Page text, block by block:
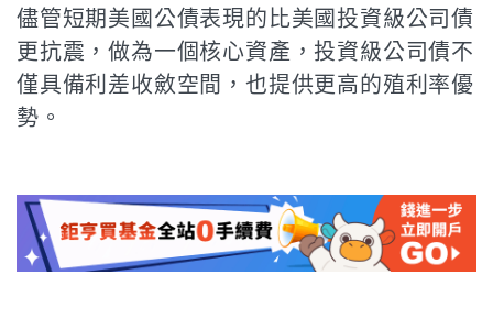
儘管短期美國公債表現的比美國投資級公司債
更抗震，做為一個核心資產，投資級公司債不
僅具備利差收斂空間，也提供更高的殖利率優
勢。